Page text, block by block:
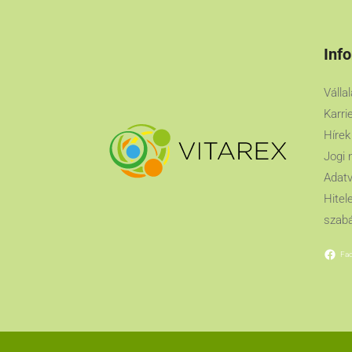
Hírek
Jogi